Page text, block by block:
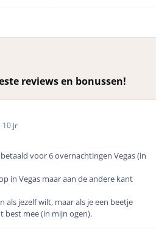
reviews en bonussen!
10 jr
voor 6 overnachtingen Vegas (in
in Vegas maar aan de andere kant
als jezelf wilt, maar als je een beetje
best mee (in mijn ogen).